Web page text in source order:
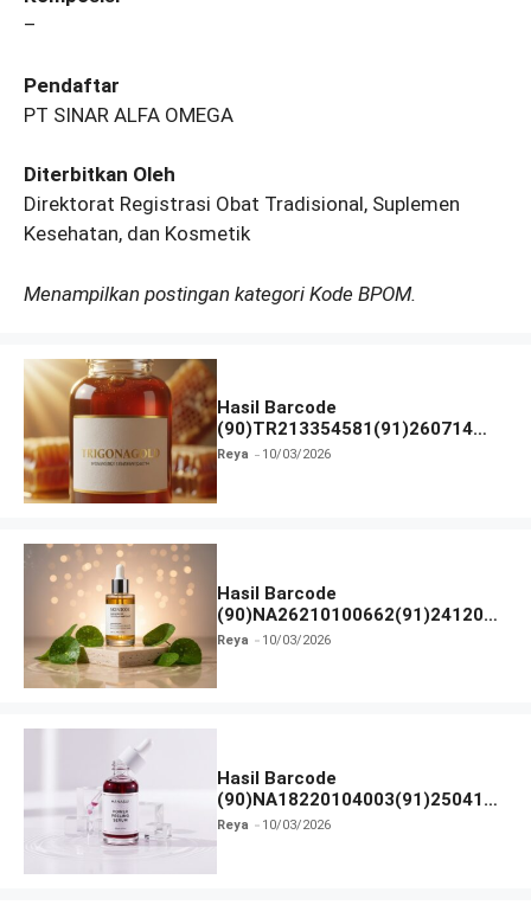
–
Pendaftar
PT SINAR ALFA OMEGA
Diterbitkan Oleh
Direktorat Registrasi Obat Tradisional, Suplemen
Kesehatan, dan Kosmetik
Menampilkan postingan kategori Kode BPOM.
Hasil Barcode
(90)TR213354581(91)260714
dan Izin BPOM
Reya 10/03/2026
Hasil Barcode
(90)NA26210100662(91)241203
dan Izin BPOM
Reya 10/03/2026
Hasil Barcode
(90)NA18220104003(91)250418
dan Izin BPOM
Reya 10/03/2026